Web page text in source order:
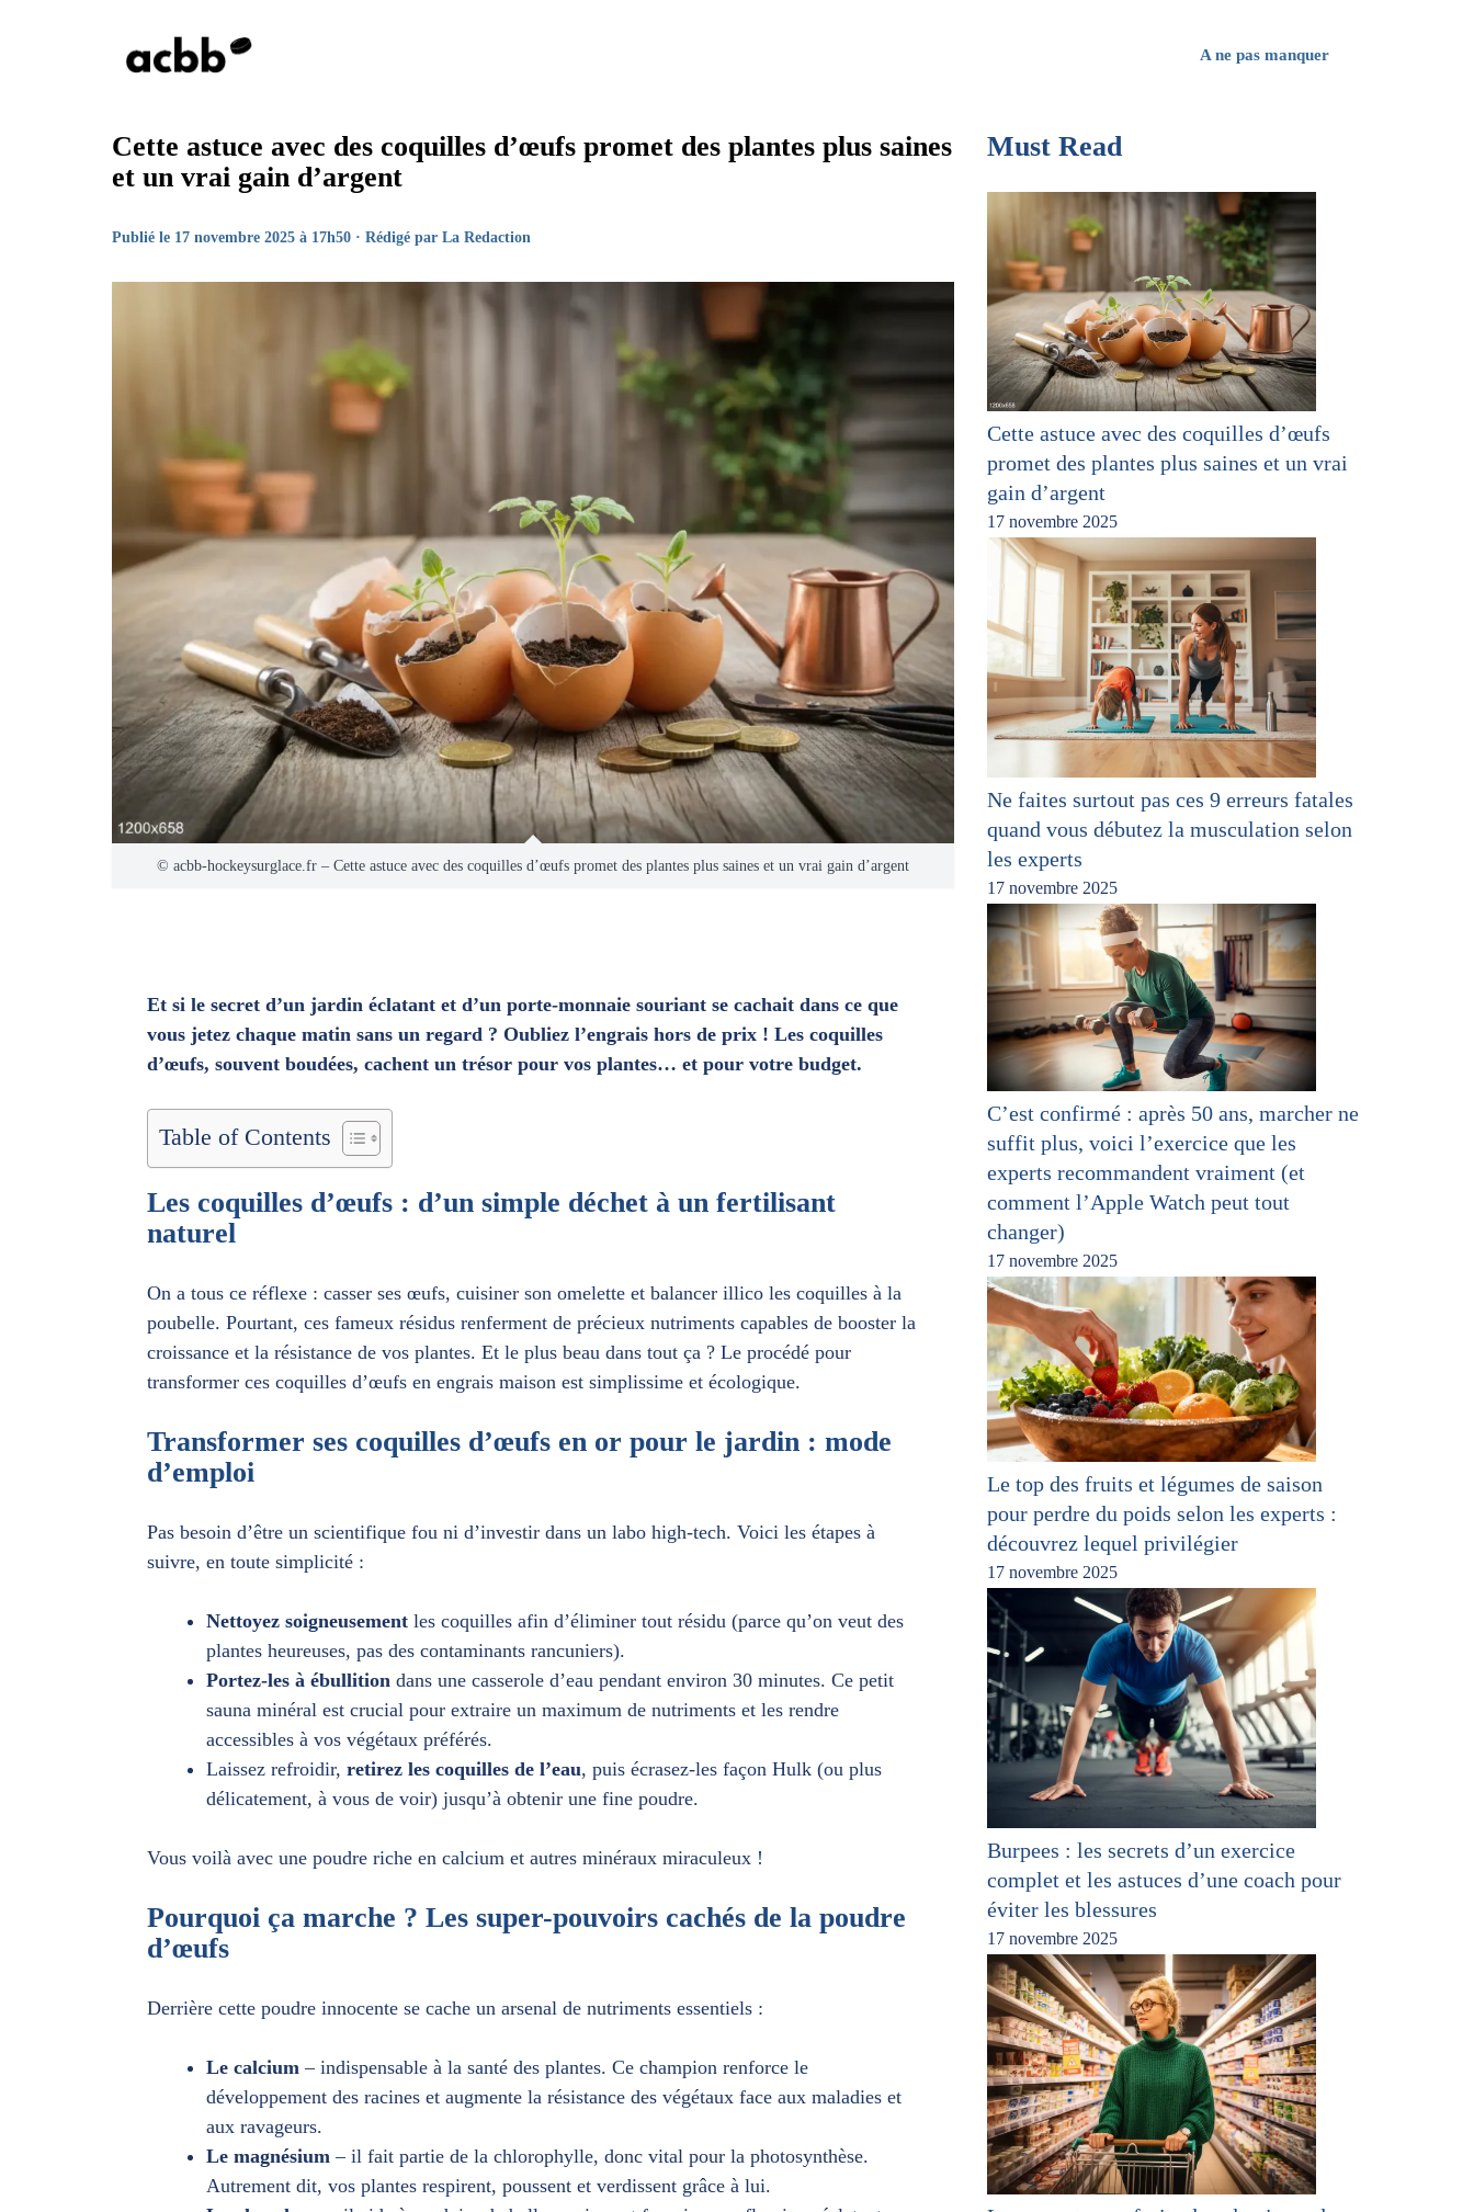
A ne pas manquer
Cette astuce avec des coquilles d’œufs promet des plantes plus saines
et un vrai gain d’argent
Publié le 17 novembre 2025 à 17h50 · Rédigé par La Redaction
© acbb-hockeysurglace.fr – Cette astuce avec des coquilles d’œufs promet des plantes plus saines et un vrai gain d’argent
Et si le secret d’un jardin éclatant et d’un porte-monnaie souriant se cachait dans ce que
vous jetez chaque matin sans un regard ? Oubliez l’engrais hors de prix ! Les coquilles
d’œufs, souvent boudées, cachent un trésor pour vos plantes… et pour votre budget.
Table of Contents
Les coquilles d’œufs : d’un simple déchet à un fertilisant
naturel
On a tous ce réflexe : casser ses œufs, cuisiner son omelette et balancer illico les coquilles à la
poubelle. Pourtant, ces fameux résidus renferment de précieux nutriments capables de booster la
croissance et la résistance de vos plantes. Et le plus beau dans tout ça ? Le procédé pour
transformer ces coquilles d’œufs en engrais maison est simplissime et écologique.
Transformer ses coquilles d’œufs en or pour le jardin : mode
d’emploi
Pas besoin d’être un scientifique fou ni d’investir dans un labo high-tech. Voici les étapes à
suivre, en toute simplicité :
Nettoyez soigneusement les coquilles afin d’éliminer tout résidu (parce qu’on veut des
plantes heureuses, pas des contaminants rancuniers).
Portez-les à ébullition dans une casserole d’eau pendant environ 30 minutes. Ce petit
sauna minéral est crucial pour extraire un maximum de nutriments et les rendre
accessibles à vos végétaux préférés.
Laissez refroidir, retirez les coquilles de l’eau, puis écrasez-les façon Hulk (ou plus
délicatement, à vous de voir) jusqu’à obtenir une fine poudre.
Vous voilà avec une poudre riche en calcium et autres minéraux miraculeux !
Pourquoi ça marche ? Les super-pouvoirs cachés de la poudre
d’œufs
Derrière cette poudre innocente se cache un arsenal de nutriments essentiels :
Le calcium – indispensable à la santé des plantes. Ce champion renforce le
développement des racines et augmente la résistance des végétaux face aux maladies et
aux ravageurs.
Le magnésium – il fait partie de la chlorophylle, donc vital pour la photosynthèse.
Autrement dit, vos plantes respirent, poussent et verdissent grâce à lui.
Must Read
Cette astuce avec des coquilles d’œufs
promet des plantes plus saines et un vrai
gain d’argent
17 novembre 2025
Ne faites surtout pas ces 9 erreurs fatales
quand vous débutez la musculation selon
les experts
17 novembre 2025
C’est confirmé : après 50 ans, marcher ne
suffit plus, voici l’exercice que les
experts recommandent vraiment (et
comment l’Apple Watch peut tout
changer)
17 novembre 2025
Le top des fruits et légumes de saison
pour perdre du poids selon les experts :
découvrez lequel privilégier
17 novembre 2025
Burpees : les secrets d’un exercice
complet et les astuces d’une coach pour
éviter les blessures
17 novembre 2025